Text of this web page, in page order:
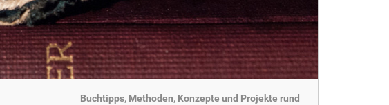
Buchtipps, Methoden, Konzepte und Projekte rund